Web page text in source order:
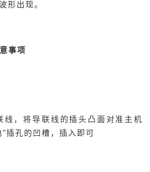
形出现。
事项
线，将导联线的插头凸面对准主机
插孔的凹槽，插入即可